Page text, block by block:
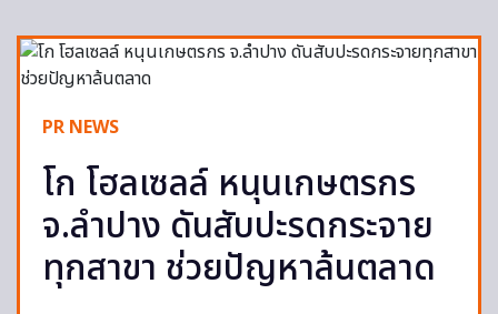
PR NEWS
โก โฮลเซลล์ หนุนเกษตรกร
จ.ลำปาง ดันสับปะรดกระจาย
ทุกสาขา ช่วยปัญหาล้นตลาด